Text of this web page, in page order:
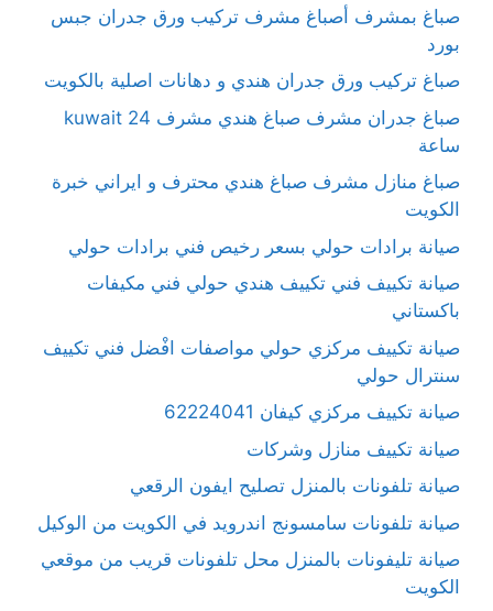
صباغ بمشرف أصباغ مشرف تركيب ورق جدران جبس
بورد
صباغ تركيب ورق جدران هندي و دهانات اصلية بالكويت
صباغ جدران مشرف صباغ هندي مشرف kuwait 24
ساعة
صباغ منازل مشرف صباغ هندي محترف و ايراني خبرة
الكويت
صيانة برادات حولي بسعر رخيص فني برادات حولي
صيانة تكييف فني تكييف هندي حولي فني مكيفات
باكستاني
صيانة تكييف مركزي حولي مواصفات افْضل فني تكييف
سنترال حولي
صيانة تكييف مركزي كيفان 62224041
صيانة تكييف منازل وشركات
صيانة تلفونات بالمنزل تصليح ايفون الرقعي
صيانة تلفونات سامسونج اندرويد في الكويت من الوكيل
صيانة تليفونات بالمنزل محل تلفونات قريب من موقعي
الكويت